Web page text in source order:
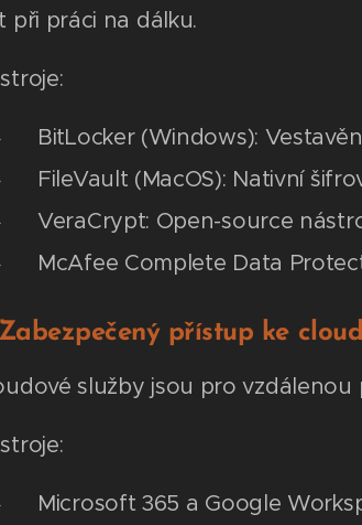
při práci na dálku.
BitLocker (Windows):
FileVault (MacOS): Nativní
VeraCrypt: Open-source
McAfee Complete Data
přístup ke
služby jsou pro
Microsoft 365 a Google